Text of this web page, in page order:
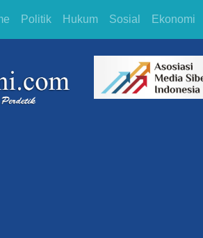
Politik Hukum Sosial Ekonomi